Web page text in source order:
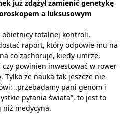
już zdążył zamienić genetykę
a luksusowym
obietnicy totalnej kontroli.
raport, który odpowie mu na
co zachoruje, kiedy umrze,
czy powinien inwestować w rower
Tylko że nauka tak jeszcze nie
„przebadamy pani genom i
pytania świata”, to jest to
medycyna.